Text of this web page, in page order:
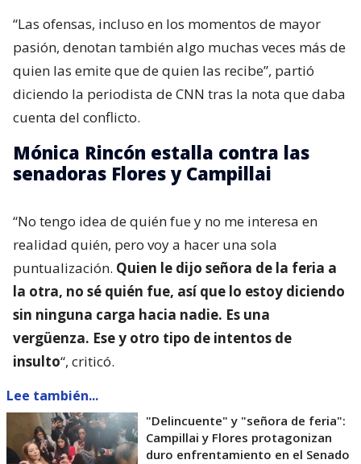
“Las ofensas, incluso en los momentos de mayor
pasión, denotan también algo muchas veces más de
quien las emite que de quien las recibe”, partió
diciendo la periodista de CNN tras la nota que daba
cuenta del conflicto.
Mónica Rincón estalla contra las
senadoras Flores y Campillai
“No tengo idea de quién fue y no me interesa en
realidad quién, pero voy a hacer una sola
puntualización. Quien le dijo señora de la feria a
la otra, no sé quién fue, así que lo estoy diciendo
sin ninguna carga hacia nadie. Es una
vergüenza. Ese y otro tipo de intentos de
insulto“, criticó.
Lee también...
"Delincuente" y "señora de feria":
Campillai y Flores protagonizan
duro enfrentamiento en el Senado